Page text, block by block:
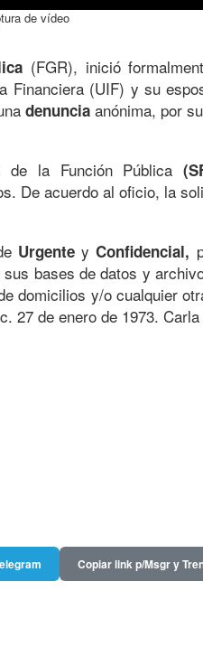
de vídeo
(FGR), inició
Financiera (UIF) y su
denuncia anónima, por
de la Función Pública
De acuerdo al oficio, la
UrgenteyConfidencial,
bases de datos y
domicilios y/o cualquier
27 de enero de 1973.
Copiar link p/Msgr y